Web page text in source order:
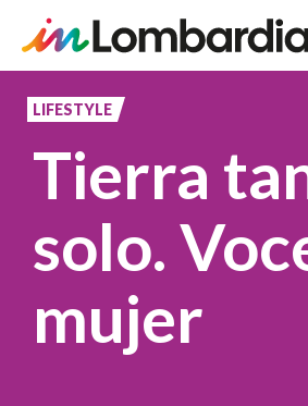
LIFESTYLE
Tierra
solo.
mujer